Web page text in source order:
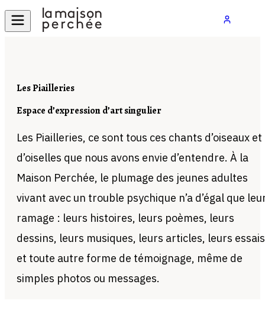
Les Piailleries
Espace d’expression d’art singulier
Les Piailleries, ce sont tous ces chants d’oiseaux et
d’oiselles que nous avons envie d’entendre. À la
Maison Perchée, le plumage des jeunes adultes
vivant avec un trouble psychique n’a d’égal que
ramage : leurs histoires, leurs poèmes, leurs
dessins, leurs musiques, leurs articles, leurs
et toute autre forme de témoignage, même de
simples photos ou messages.